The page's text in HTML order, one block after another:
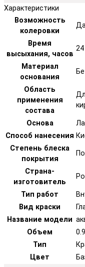
Характеристики
Возможность
колеровки
Время
высыхания, часов
24
Материал
основания
Область
применения
состава
Основа
Способ нанесения
Степень блеска
покрытия
Страна-
изготовитель
Тип работ
Вид краски
Название модели
Объем
Тип
Цвет